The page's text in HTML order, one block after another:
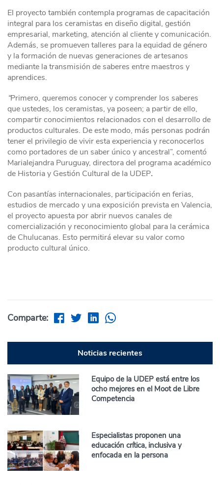
El proyecto también contempla programas de capacitación
integral para los ceramistas en diseño digital, gestión
empresarial, marketing, atención al cliente y comunicación.
Además, se promueven talleres para la equidad de género
y la formación de nuevas generaciones de artesanos
mediante la transmisión de saberes entre maestros y
aprendices.
“Primero, queremos conocer y comprender los saberes
que ustedes, los ceramistas, ya poseen; a partir de ello,
compartir conocimientos relacionados con el desarrollo de
productos culturales. De este modo, más personas podrán
tener el privilegio de vivir esta experiencia y reconocerlos
como portadores de un saber único y ancestral”, comentó
Marialejandra Puruguay, directora del programa académico
de Historia y Gestión Cultural de la UDEP.
Con pasantías internacionales, participación en ferias,
estudios de mercado y una exposición prevista en Valencia,
el proyecto apuesta por abrir nuevos canales de
comercialización y reconocimiento global para la cerámica
de Chulucanas. Esto permitirá elevar su valor como
producto cultural único.
Comparte:
Noticias recientes
Equipo de la UDEP está entre los
ocho mejores en el Moot de Libre
Competencia
Especialistas proponen una
educación crítica, inclusiva y
enfocada en la persona